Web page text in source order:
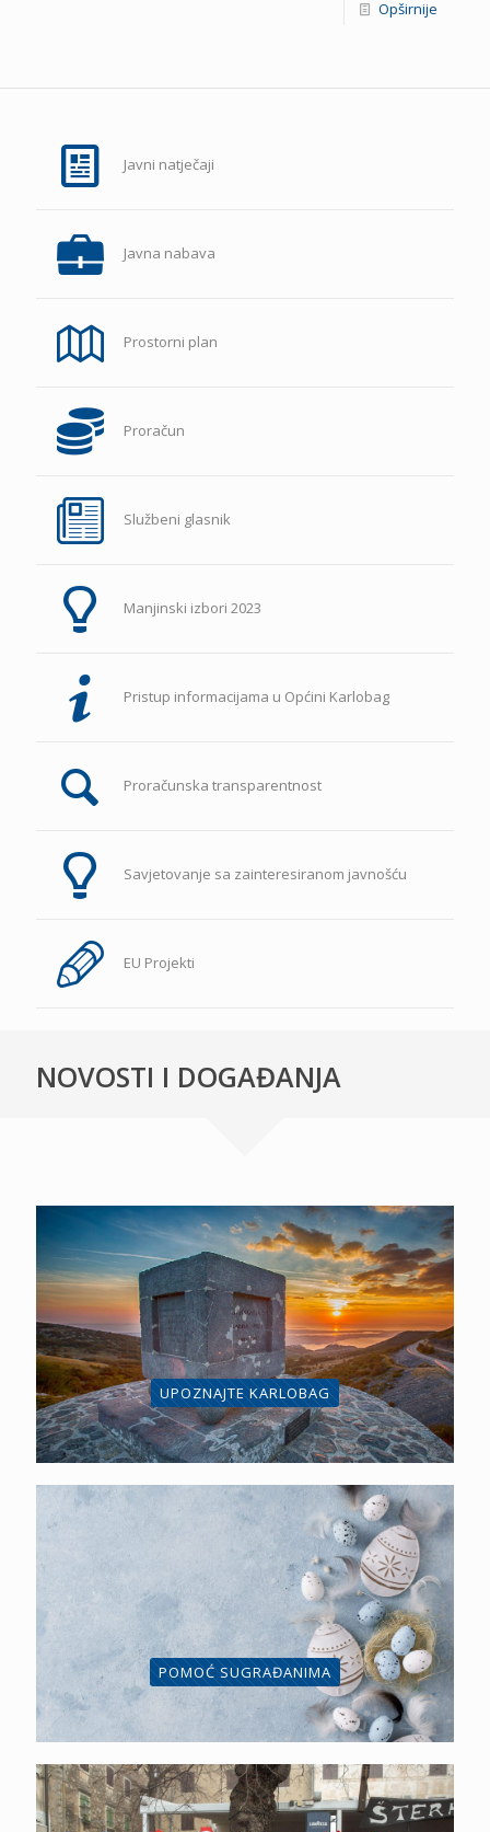
Opširnije
Javni natječaji
Javna nabava
Prostorni plan
Proračun
Službeni glasnik
Manjinski izbori 2023
Pristup informacijama u Općini Karlobag
Proračunska transparentnost
Savjetovanje sa zainteresiranom javnošću
EU Projekti
NOVOSTI I DOGAĐANJA
UPOZNAJTE KARLOBAG
POMOĆ SUGRAĐANIMA